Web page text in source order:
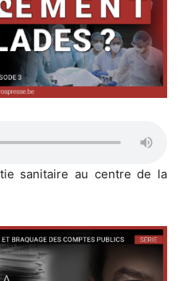
sanitaire au centre de la